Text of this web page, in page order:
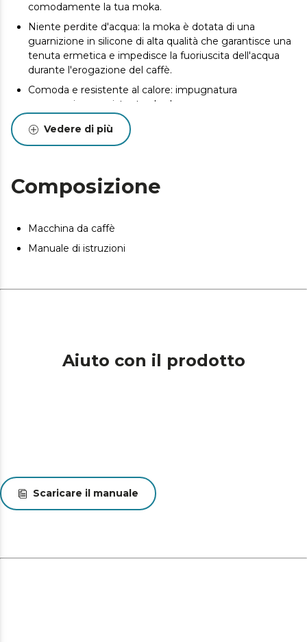
comodamente la tua moka.
Niente perdite d'acqua: la moka è dotata di una
guarnizione in silicone di alta qualità che garantisce una
tenuta ermetica e impedisce la fuoriuscita dell'acqua
durante l'erogazione del caffè.
Comoda e resistente al calore: impugnatura
ergonomica e resistente al calore, per un uso
confortevole e un ottimo isolamento dalle alte
temperature.
tradizionale.
maggior sicurezza.
Vedere di più
Composizione
Macchina da caffè
Manuale di istruzioni
Aiuto con il prodotto
Scaricare il manuale